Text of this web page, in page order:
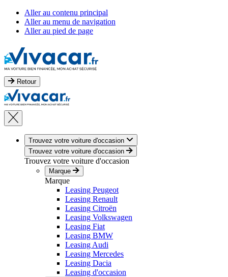
Aller au contenu principal
Aller au menu de navigation
Aller au pied de page
Retour
Trouvez votre voiture d'occasion
Trouvez votre voiture d'occasion
Trouvez votre voiture d'occasion
Marque
Marque
Leasing Peugeot
Leasing Renault
Leasing Citroën
Leasing Volkswagen
Leasing Fiat
Leasing BMW
Leasing Audi
Leasing Mercedes
Leasing Dacia
Leasing d'occasion